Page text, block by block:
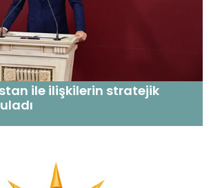
ile ilişkilerin stratejik